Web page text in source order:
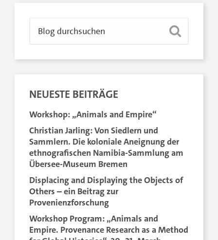
NEUESTE BEITRÄGE
Workshop: „Animals and Empire“
Christian Jarling: Von Siedlern und
Sammlern. Die koloniale Aneignung der
ethnografischen Namibia-Sammlung am
Übersee-Museum Bremen
Displacing and Displaying the Objects of
Others – ein Beitrag zur
Provenienzforschung
Workshop Program: „Animals and
Empire. Provenance Research as a Method